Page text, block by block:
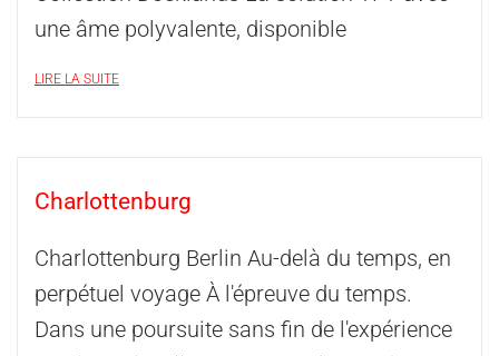
une âme polyvalente, disponible
LIRE LA SUITE
Charlottenburg
Charlottenburg Berlin Au-delà du temps, en
perpétuel voyage À l'épreuve du temps.
Dans une poursuite sans fin de l'expérience